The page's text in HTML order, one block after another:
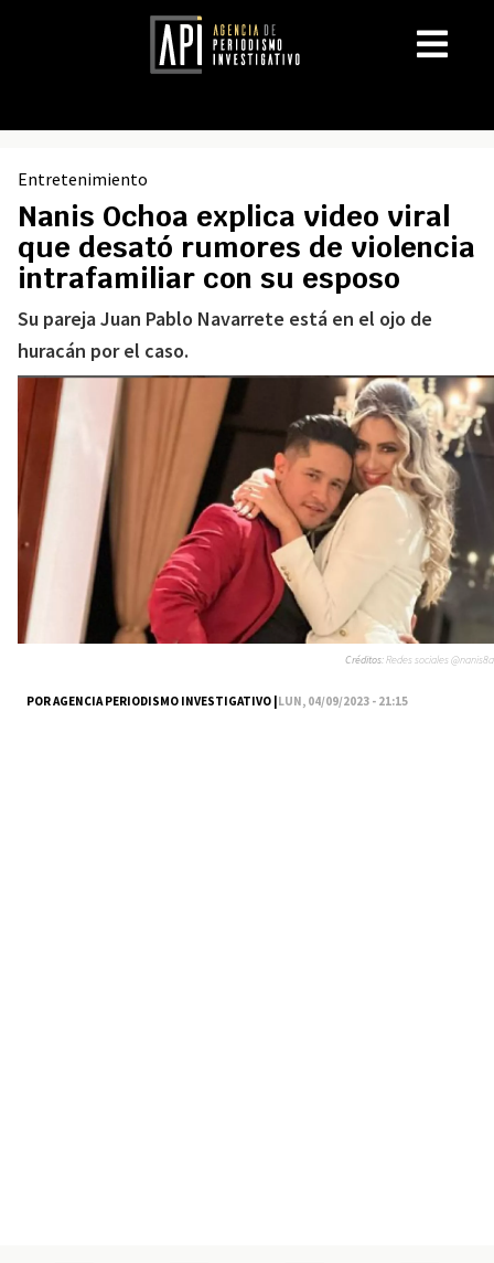
Entretenimiento
Nanis Ochoa explica video viral
que desató rumores de violencia
intrafamiliar con su esposo
Su pareja Juan Pablo Navarrete está en el ojo de
huracán por el caso.
POR AGENCIA PERIODISMO INVESTIGATIVO |LUN, 04/09/2023 - 21:15
Créditos:Redes sociales @nanis8a